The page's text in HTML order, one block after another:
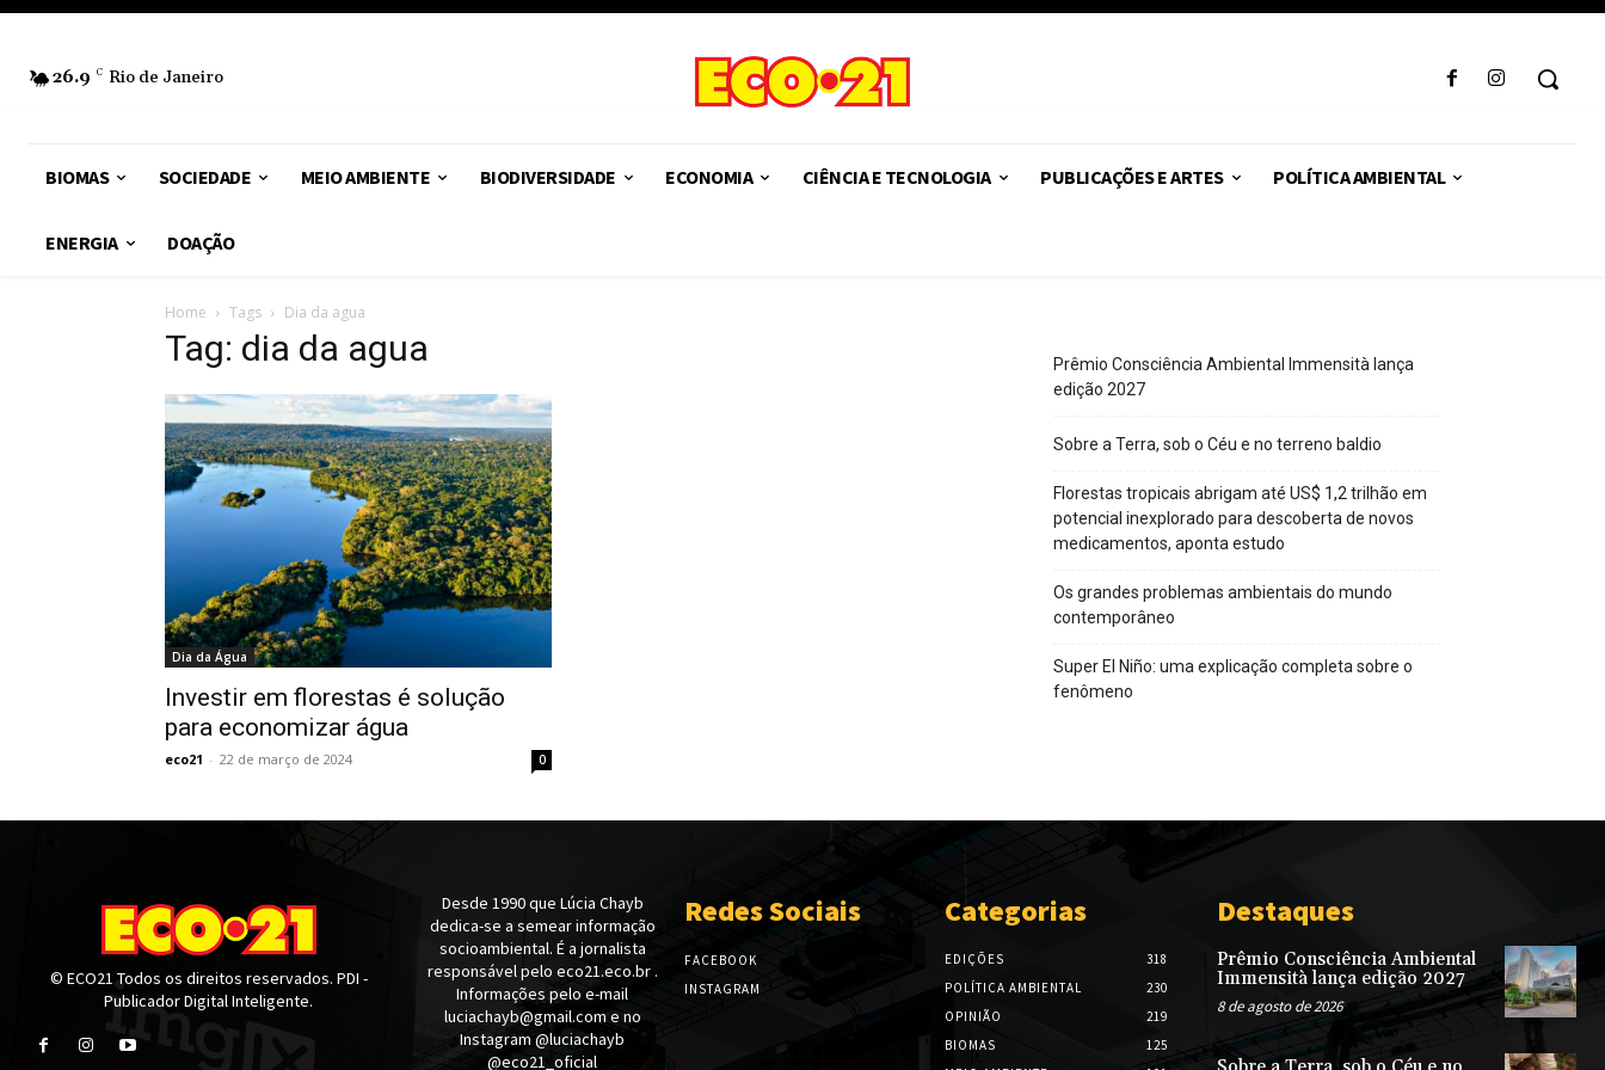
26.9 C Rio de Janeiro
BIOMAS SOCIEDADE MEIO AMBIENTE BIODIVERSIDADE ECONOMIA CIÊNCIA E TECNOLOGIA PUBLICAÇÕES E ARTES POLÍTICA AMBIENTAL
ENERGIA DOAÇÃO
Home Tags Dia da agua
Tag: dia da agua
Dia da Água
Investir em florestas é solução
para economizar água
eco21 - 22 de março de 2024 0
Prêmio Consciência Ambiental Immensità lança
edição 2027
Sobre a Terra, sob o Céu e no terreno baldio
Florestas tropicais abrigam até US$ 1,2 trilhão em
potencial inexplorado para descoberta de novos
medicamentos, aponta estudo
Os grandes problemas ambientais do mundo
contemporâneo
Super El Niño: uma explicação completa sobre o
fenômeno
© ECO21 Todos os direitos reservados. PDI -
Publicador Digital Inteligente.
Desde 1990 que Lúcia Chayb
dedica-se a semear informação
socioambiental. É a jornalista
responsável pelo eco21.eco.br .
Informações pelo e-mail
luciachayb@gmail.com e no
Instagram @luciachayb
@eco21_oficial
Redes Sociais
FACEBOOK
INSTAGRAM
Categorias
EDIÇÕES
318
POLÍTICA AMBIENTAL
230
OPINIÃO
219
BIOMAS
125
Destaques
Prêmio Consciência Ambiental
Immensità lança edição 2027
8 de agosto de 2026